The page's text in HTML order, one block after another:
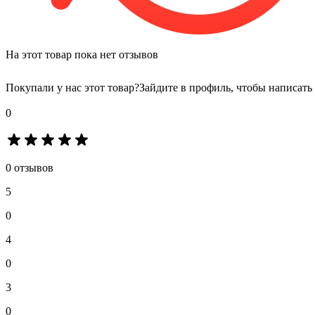
На этот товар пока нет отзывов
Покупали у нас этот товар?Зайдите в профиль, чтобы написать
0
0 отзывов
5
0
4
0
3
0